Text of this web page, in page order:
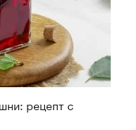
рецепт с